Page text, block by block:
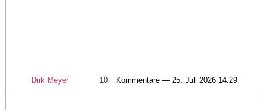
Dirk Meyer 10 Kommentare — 25. Juli 2026 14:29